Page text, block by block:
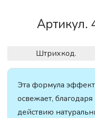
Артикул.
Штрихкод.
Эта формула
освежает,
действию